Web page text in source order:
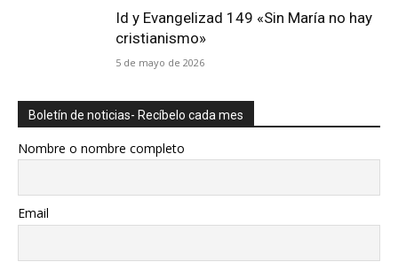
Id y Evangelizad 149 «Sin María no hay
cristianismo»
5 de mayo de 2026
Boletín de noticias- Recíbelo cada mes
Nombre o nombre completo
Email